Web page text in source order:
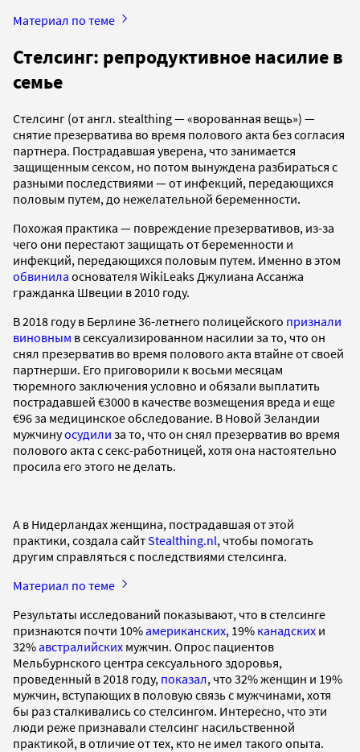
Материал по теме
Стелсинг: репродуктивное насилие в
семье
Стелсинг (от англ. stealthing — «ворованная вещь») —
снятие презерватива во время полового акта без согласия
партнера. Пострадавшая уверена, что занимается
защищенным сексом, но потом вынуждена разбираться с
разными последствиями — от инфекций, передающихся
половым путем, до нежелательной беременности.
Похожая практика — повреждение презервативов, из-за
чего они перестают защищать от беременности и
инфекций, передающихся половым путем. Именно в этом
обвинила основателя WikiLeaks Джулиана Ассанжа
гражданка Швеции в 2010 году.
В 2018 году в Берлине 36-летнего полицейского признали
виновным в сексуализированном насилии за то, что он
снял презерватив во время полового акта втайне от своей
партнерши. Его приговорили к восьми месяцам
тюремного заключения условно и обязали выплатить
пострадавшей €3000 в качестве возмещения вреда и еще
€96 за медицинское обследование. В Новой Зеландии
мужчинуосудили за то, что он снял презерватив во время
полового акта с секс-работницей, хотя она настоятельно
просила его этого не делать.
А в Нидерландах женщина, пострадавшая от этой
практики, создала сайтStealthing.nl, чтобы помогать
другим справляться с последствиями стелсинга.
Материал по теме
Результаты исследований показывают, что в стелсинге
признаются почти 10%американских, 19% канадских и
32%австралийских мужчин. Опрос пациентов
Мельбурнского центра сексуального здоровья,
проведенный в 2018 году, показал, что 32% женщин и 19%
мужчин, вступающих в половую связь с мужчинами, хотя
бы раз сталкивались со стелсингом. Интересно, что эти
люди реже признавали стелсинг насильственной
практикой, в отличие от тех, кто не имел такого опыта.